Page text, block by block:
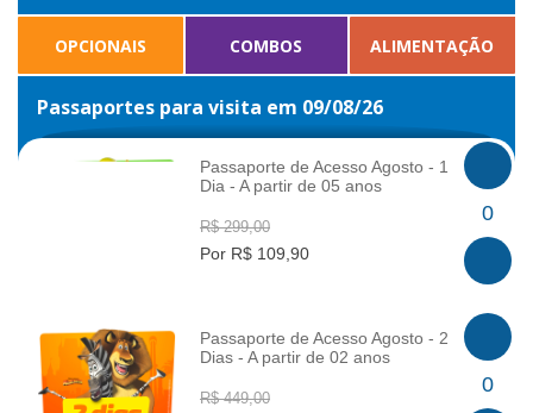
OPCIONAIS COMBOS ALIMENTAÇÃO
Passaportes para visita em 09/08/26
Passaporte de Acesso Agosto - 1
Dia - A partir de 05 anos
R$ 299,00
Por R$ 109,90
0
INFO
Passaporte de Acesso Agosto - 2
Dias - A partir de 02 anos
R$ 449,00
0